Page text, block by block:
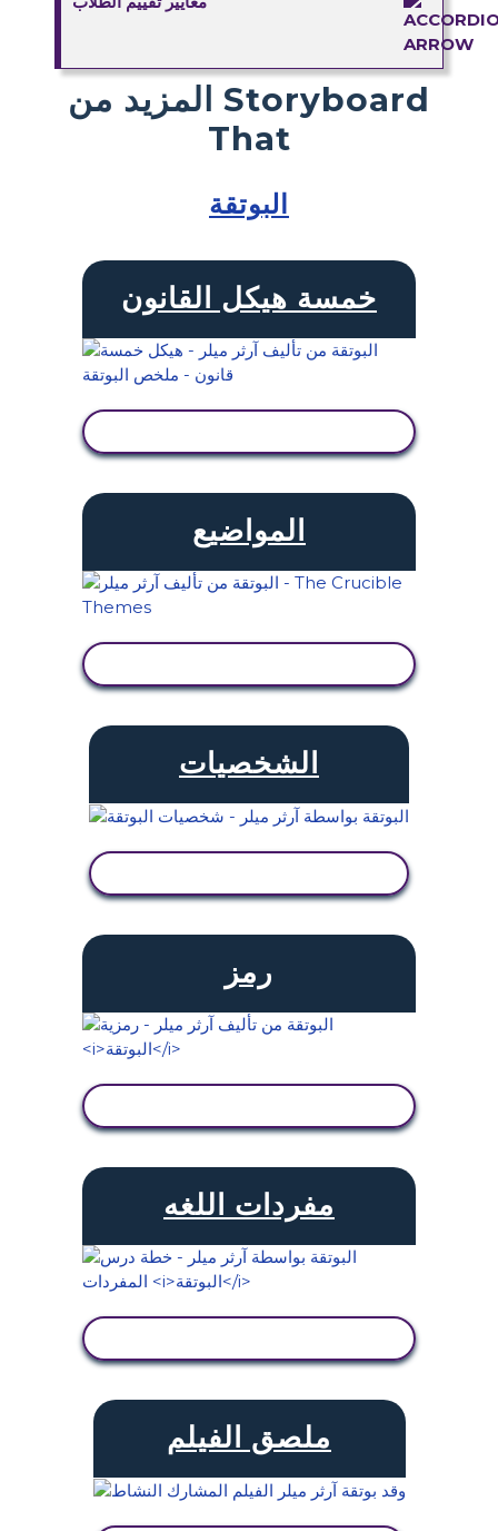
المزيد من Storyboard
That
البوتقة
خمسة هيكل القانون
المواضيع
الشخصيات
رمز
مفردات اللغه
ملصق الفيلم